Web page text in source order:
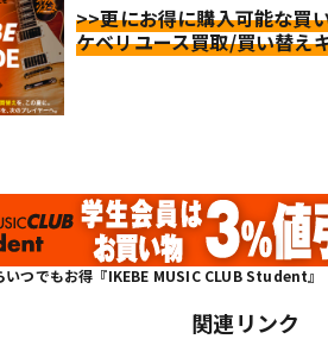
>>更にお得に購入可能な買
ケベリユース買取/買い替え
いつでもお得『IKEBE MUSIC CLUB Student』
関連リンク